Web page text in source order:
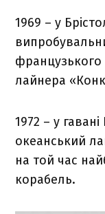
1969 – у
французького
лайнера
1972 – у
океанський
на той час
корабель.